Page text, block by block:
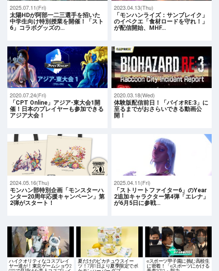
2025.07.11(Fri)
太陽HDが阿部一二三選手を招いた
中学生向け特別授業を開催！「スト
6」コラボグッズの…
2023.04.13(Thu)
「モンハンライズ：サンブレイク」
のイベクエ「食材ロードを守れ！」
が配信開始、MHF…
2020.07.24(Fri)
「CPT Online」アジア-東大会1開
催！日本のプレイヤーも参加できる
アジア大会！
2020.03.18(Wed)
体験版配信前日！「バイオRE:3」に
至るまでがおさらいできる動画公
開！
2024.05.16(Thu)
モンハン部特別企画「モンスターハ
ンター20周年応援キャンペーン」第
2弾がスタート！
2025.04.11(Fri)
「ストリートファイター6」のYear
2追加キャラクター第4弾「エレナ」
が6月5日に参戦…
ハイクオリティなコスプレイ
ヤー達が！東京ゲームショウ2
夏だけのピカチュウスイー
ツ！7月1日より夏季限定でポ
eスポーツ甲子園に挑む高校生
に密着！「eスポーツにかける